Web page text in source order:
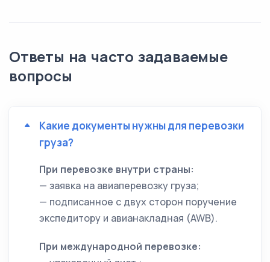
Ответы на часто задаваемые
вопросы
Какие документы нужны для перевозки
груза?
При перевозке внутри страны:
— заявка на авиаперевозку груза;
— подписанное с двух сторон поручение
экспедитору и авианакладная (AWB).
При международной перевозке: